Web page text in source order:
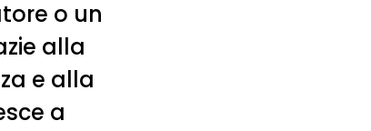
o un
alla
e alla
a